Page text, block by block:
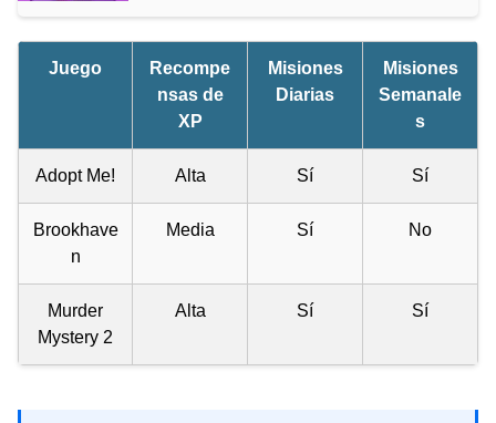
Juego
Recompe
nsas de
XP
Misiones
Diarias
Misiones
Semanale
s
Adopt Me! Alta Sí Sí
Brookhave
n
Media Sí No
Murder
Mystery 2
Alta Sí Sí